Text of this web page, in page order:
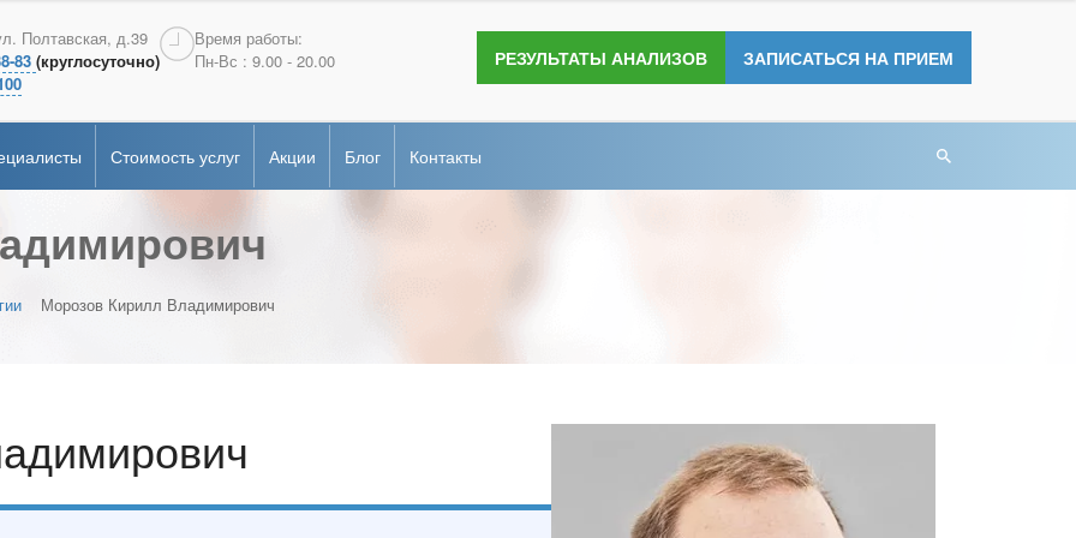
Полтавская, д.39
83 (круглосуточно)
Время работы:
Пн-Вс : 9.00 - 20.00
РЕЗУЛЬТАТЫ АНАЛИЗОВ ЗАПИСАТЬСЯ НА ПРИЕМ
Эндоскопия
Стоимость услуг Акции Блог Контакты
диагностика
Андрология
Эндоскопия
Морозов Кирилл Владимирович